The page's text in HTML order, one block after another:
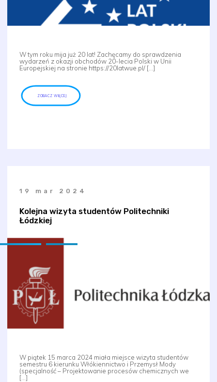
W tym roku mija już 20 lat! Zachęcamy do sprawdzenia
wydarzeń z okazji obchodów 20-lecia Polski w Unii
Europejskiej na stronie https://20latwue.pl/ […]
ZOBACZ WIĘCEJ
19 mar 2024
Kolejna wizyta studentów Politechniki
Łódzkiej
W piątek 15 marca 2024 miała miejsce wizyta studentów
semestru 6 kierunku Włókiennictwo i Przemysł Mody
(specjalność – Projektowanie procesów chemicznych we
[…]